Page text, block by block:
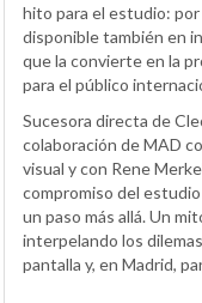
hito para el estudio:
disponible también en
que la convierte en la
para el público
Sucesora directa de
colaboración de MAD
visual y con Rene
compromiso del
un paso más allá. Un
interpelando los
pantalla y, en Madrid,